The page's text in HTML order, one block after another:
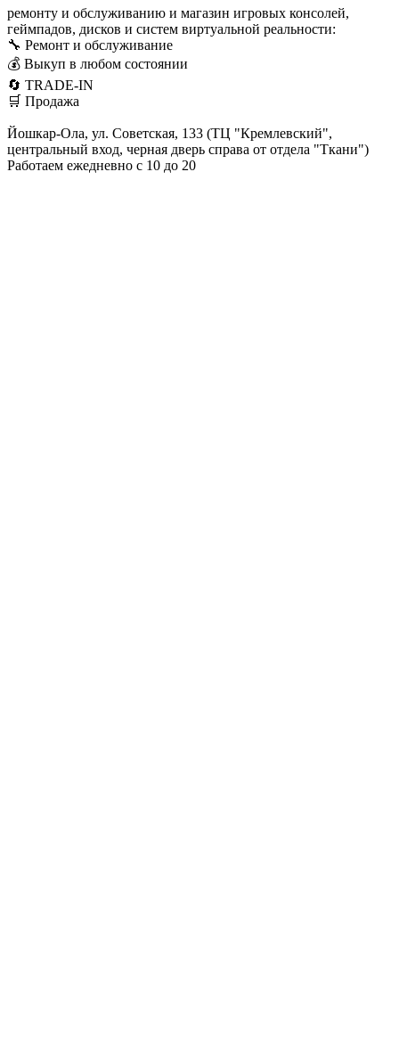
ремонту и обслуживанию и магазин игровых консолей,
геймпадов, дисков и систем виртуальной реальности:
🔧 Ремонт и обслуживание
💰 Выкуп в любом состоянии
🔄 TRADE-IN
🛒 Продажа
Йошкар-Ола, ул. Советская, 133 (ТЦ "Кремлевский",
центральный вход, черная дверь справа от отдела "Ткани")
Работаем ежедневно с 10 до 20